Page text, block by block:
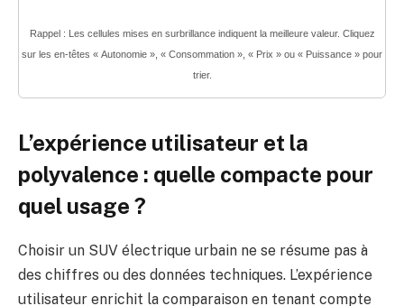
Rappel : Les cellules mises en surbrillance indiquent la meilleure valeur. Cliquez
sur les en-têtes « Autonomie », « Consommation », « Prix » ou « Puissance » pour
trier.
L’expérience utilisateur et la
polyvalence : quelle compacte pour
quel usage ?
Choisir un SUV électrique urbain ne se résume pas à
des chiffres ou des données techniques. L’expérience
utilisateur enrichit la comparaison en tenant compte